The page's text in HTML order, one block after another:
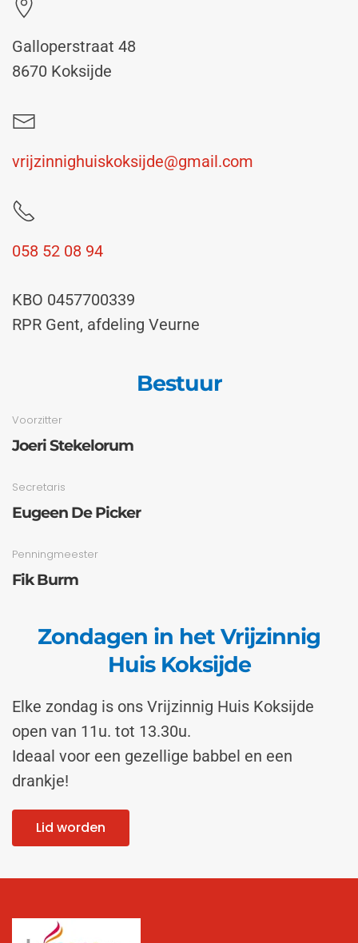
Galloperstraat 48
8670 Koksijde
vrijzinnighuiskoksijde@gmail.com
058 52 08 94
KBO 0457700339
RPR Gent, afdeling Veurne
Bestuur
Voorzitter
Joeri Stekelorum
Secretaris
Eugeen De Picker
Penningmeester
Fik Burm
Zondagen in het Vrijzinnig
Huis Koksijde
Elke zondag is ons Vrijzinnig Huis Koksijde
open van 11u. tot 13.30u.
Ideaal voor een gezellige babbel en een
drankje!
Lid worden